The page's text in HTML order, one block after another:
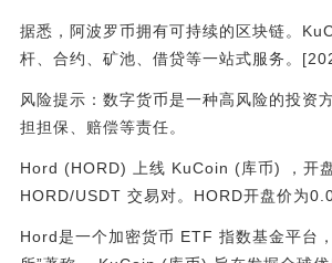
据悉，阿波罗币拥有可持续的区块链。
杆、合约、矿池、借贷等一站式服务。
风险提示：数字货币是一种高风险的投资
担担保、赔偿等责任。
Hord (HORD) 上线 KuCoin (库币) ，开
HORD/USDT 交易对。HORD开盘价为
Hord是一个加密货币 ETF 指数基金平台